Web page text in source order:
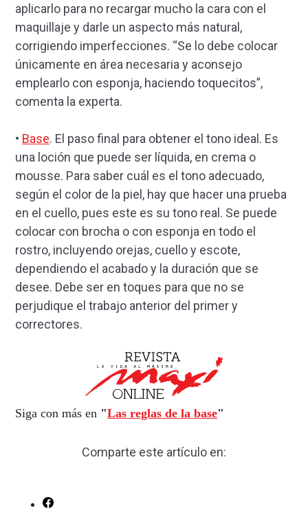
aplicarlo para no recargar mucho la cara con el
maquillaje y darle un aspecto más natural,
corrigiendo imperfecciones. “Se lo debe colocar
únicamente en área necesaria y aconsejo
emplearlo con esponja, haciendo toquecitos”,
comenta la experta.
• Base. El paso final para obtener el tono ideal. Es
una loción que puede ser líquida, en crema o
mousse. Para saber cuál es el tono adecuado,
según el color de la piel, hay que hacer una prueba
en el cuello, pues este es su tono real. Se puede
colocar con brocha o con esponja en todo el
rostro, incluyendo orejas, cuello y escote,
dependiendo el acabado y la duración que se
desee. Debe ser en toques para que no se
perjudique el trabajo anterior del primer y
correctores.
Siga con más en "Las reglas de la base"
Comparte este artículo en: